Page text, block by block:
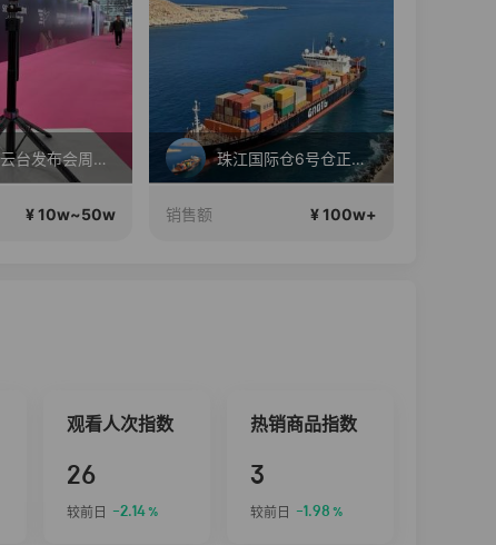
Ai跟拍云台发布会周年大促
¥ 10w~50w
珠江国际仓6号仓正在直播
销售额 ¥ 100w+
观看人次指数
26
较前日 -2.14%
热销商品指数
3
较前日 -1.98 %